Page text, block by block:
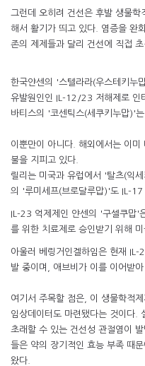
그런데 오히려 건선은 후발 생물학
해서 활기가 띄고 있다. 염증을 완
존의 제제들과 달리 건선에 직접
한국얀센의 '스텔라라(우스테키누
유발원인인 IL-12/23 저해제로 인
바티스의 '코센틱스(세쿠키누맙)'
이뿐만이 아니다. 해외에서는 이미
불을 지피고 있다.
릴리는 미국과 유럽에서 '탈츠(익
의 '루미세프(브로달루맙)'도 IL-17
IL-23 억제제인 얀센의 '구셀쿠맙'
를 위한 치료제로 승인받기 위해
아울러 베링거인겔하임은 현재
발 중이며, 애브비가 이를 이어받
여기서 주목할 점은, 이 생물학적
임상데이터도 마련됐다는 것이다
초래할 수 있는 건선성 관절염이
들은 약의 장기적인 효능 부족 때
왔다.